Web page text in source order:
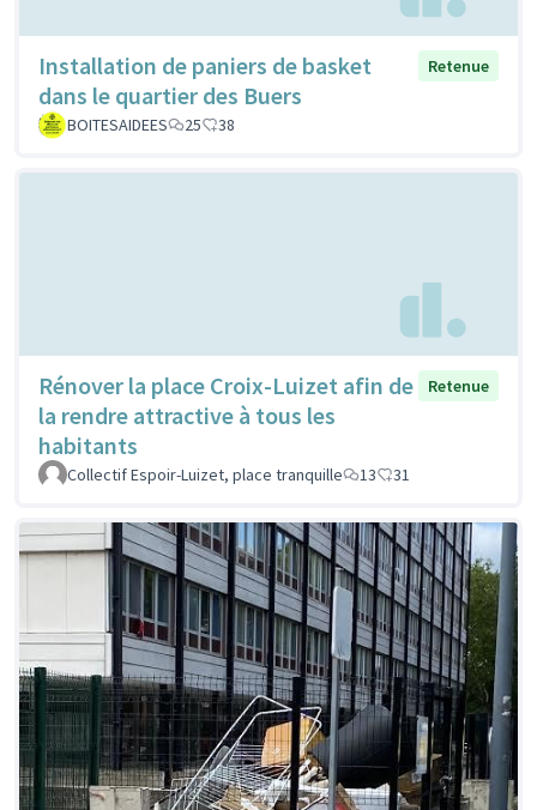
Installation de paniers de basket
dans le quartier des Buers
Retenue
BOITESAIDEES 25 38
Rénover la place Croix-Luizet afin de
la rendre attractive à tous les
habitants
Retenue
Collectif Espoir-Luizet, place tranquille 13 31